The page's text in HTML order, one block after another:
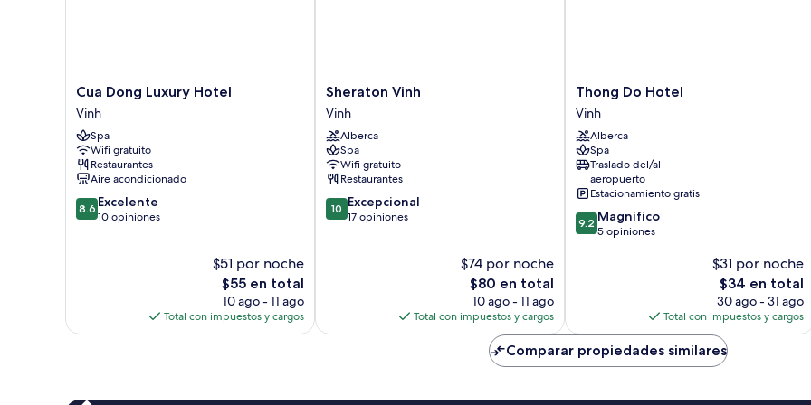
Cua
Dong
Luxury
Hotel
Vinh
Cua Dong Luxury Hotel
Vinh
Spa
Wifi gratuito
Restaurantes
Aire acondicionado
8.6
de
8.6 Excelente
10 opiniones
$51 por noche
El
precio
actual
es
$55 en total
10 ago - 11 ago
Total con impuestos y cargos
Sheraton
Vinh
Vinh
Sheraton Vinh
Vinh
Alberca
Spa
Wifi gratuito
Restaurantes
10.0
de
10 Excepcional
17 opiniones
$74 por noche
El
precio
actual
es
$80 en total
10 ago - 11 ago
Total con impuestos y cargos
Thong
Do
Hotel
Vinh
Thong Do Hotel
Vinh
Alberca
Spa
Traslado del/al
aeropuerto
Estacionamiento gratis
9.2
de
9.2 Magnífico
5 opiniones
$31 por noche
El
precio
actual
es
de
$34
$34 en total
30 ago - 31 ago
Total con impuestos y cargos
Comparar propiedades similares